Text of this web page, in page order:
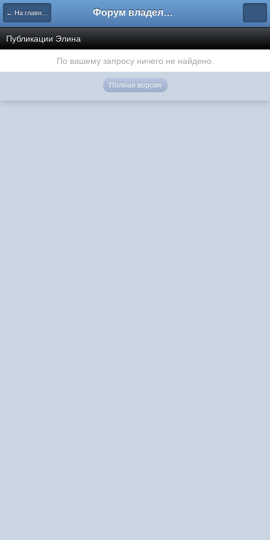
← На главную Форум владельцев интернет-магазинов
Публикации Элина
По вашему запросу ничего не найдено.
Полная версия